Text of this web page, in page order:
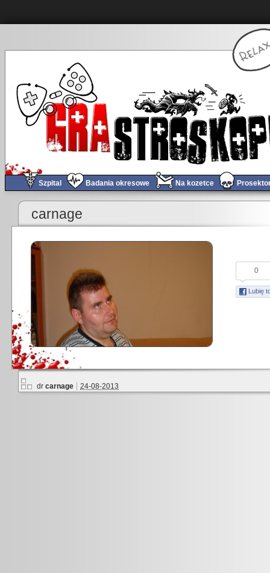
Szpital Badania okresowe Na kozetce
Obchód tygodnia #78 (permanentny update)
carnage
0
Lubię
dr carnage 24-08-2013